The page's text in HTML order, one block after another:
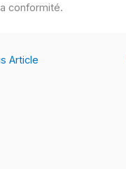
conformité.
Article